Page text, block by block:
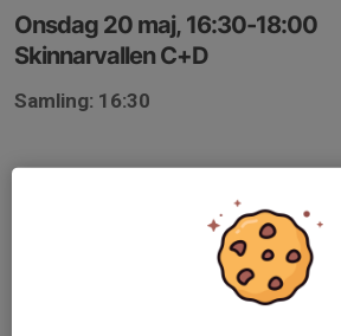
Onsdag 20 maj, 16:30-18:00
Skinnarvallen C+D
Samling: 16:30